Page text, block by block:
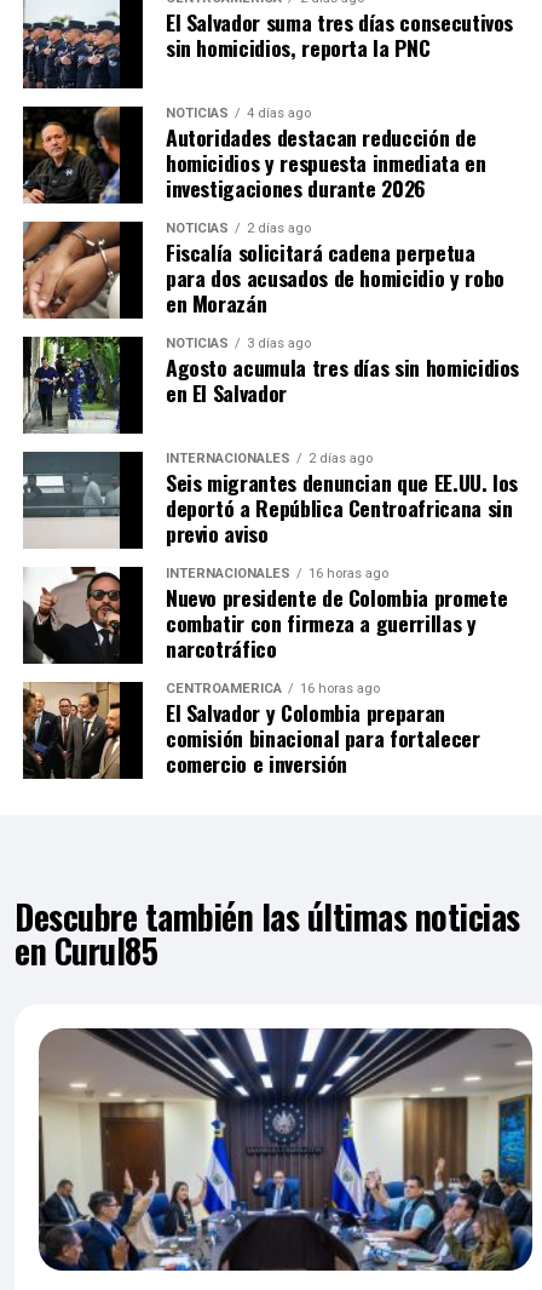
El Salvador suma tres días consecutivos
sin homicidios, reporta la PNC
NOTICIAS 4 días ago
Autoridades destacan reducción de
homicidios y respuesta inmediata en
investigaciones durante 2026
NOTICIAS 2 días ago
Fiscalía solicitará cadena perpetua
para dos acusados de homicidio y robo
en Morazán
NOTICIAS 3 días ago
Agosto acumula tres días sin homicidios
en El Salvador
INTERNACIONALES 2 días ago
Seis migrantes denuncian que EE.UU. los
deportó a República Centroafricana sin
previo aviso
INTERNACIONALES 16 horas ago
Nuevo presidente de Colombia promete
combatir con firmeza a guerrillas y
narcotráfico
CENTROAMÉRICA 16 horas ago
El Salvador y Colombia preparan
comisión binacional para fortalecer
comercio e inversión
Descubre también las últimas noticias
en Curul85